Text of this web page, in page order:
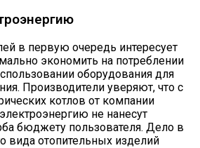
в первую очередь интересует
экономить на потреблении
оборудования для
Производители уверяют, что с
котлов от компании
не нанесут
бюджету пользователя. Дело в
вида отопительных изделий